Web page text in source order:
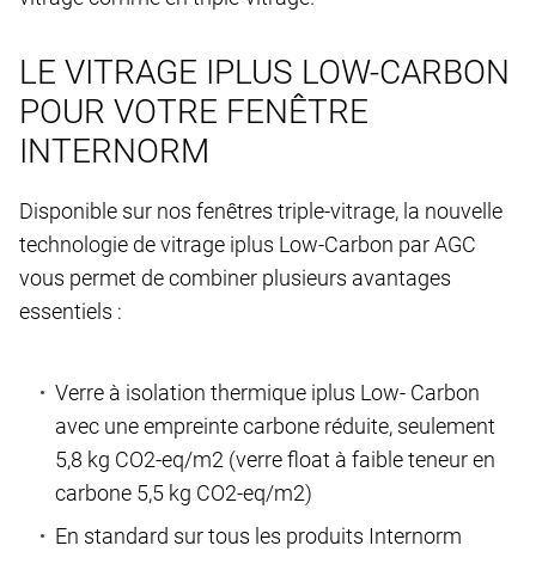
LE VITRAGE IPLUS LOW-CARBON
POUR VOTRE FENÊTRE
INTERNORM
Disponible sur nos fenêtres triple-vitrage, la nouvelle
technologie de vitrage iplus Low-Carbon par AGC
vous permet de combiner plusieurs avantages
essentiels :
Verre à isolation thermique iplus Low- Carbon
avec une empreinte carbone réduite, seulement
5,8 kg CO2-eq/m2 (verre float à faible teneur en
carbone 5,5 kg CO2-eq/m2)
En standard sur tous les produits Internorm